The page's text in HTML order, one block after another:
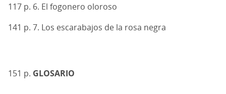
117 p. 6. El fogonero oloroso
141 p. 7. Los escarabajos de la rosa negra
151 p. GLOSARIO